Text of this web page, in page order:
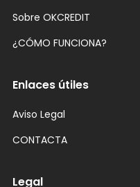
Sobre OKCREDIT
¿CÓMO FUNCIONA?
Enlaces útiles
Aviso Legal
CONTACTA
Legal